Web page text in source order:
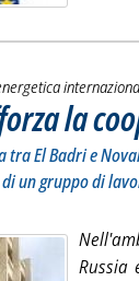
la
tra El Badri e
un gruppo di
Russia